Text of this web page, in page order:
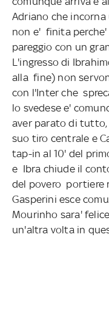
Adriano che incorna
non e' finita
pareggio con un
L'ingresso di
alla fine) non
con l'Inter che
lo svedese e'
aver parato di tutto,
suo tiro centrale e
tap-in al 10' del
e Ibra chiude il
del povero portiere
Gasperini esce
Mourinho sara'
un'altra volta in